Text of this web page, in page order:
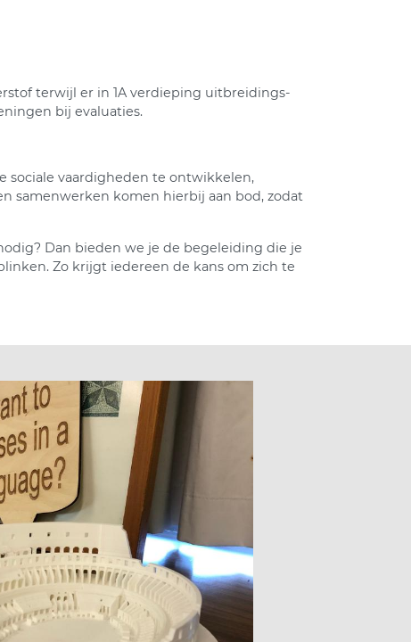
terwijl er in 1A verdieping uitbreidings-
bij evaluaties.
sociale vaardigheden te ontwikkelen,
samenwerken komen hierbij aan bod, zodat
Dan bieden we je de begeleiding die je
Zo krijgt iedereen de kans om zich te